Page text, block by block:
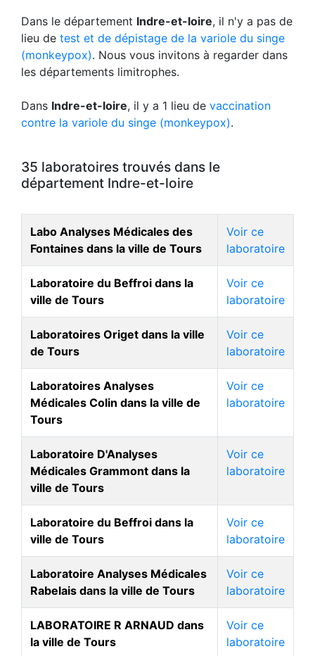
Dans le département Indre-et-loire, il n'y a pas de
lieu de test et de dépistage de la variole du singe
(monkeypox). Nous vous invitons à regarder dans
les départements limitrophes.
Dans Indre-et-loire, il y a 1 lieu de vaccination
contre la variole du singe (monkeypox).
35 laboratoires trouvés dans le
département Indre-et-loire
Labo Analyses Médicales des
Fontaines dans la ville de Tours
Voir ce
laboratoire
Laboratoire du Beffroi dans la
ville de Tours
Voir ce
laboratoire
Laboratoires Origet dans la ville
de Tours
Voir ce
laboratoire
Laboratoires Analyses
Médicales Colin dans la ville de
Tours
Voir ce
laboratoire
Laboratoire D'Analyses
Médicales Grammont dans la
ville de Tours
Voir ce
laboratoire
Laboratoire du Beffroi dans la
ville de Tours
Voir ce
laboratoire
Laboratoire Analyses Médicales
Rabelais dans la ville de Tours
Voir ce
laboratoire
LABORATOIRE R ARNAUD dans
la ville de Tours
Voir ce
laboratoire